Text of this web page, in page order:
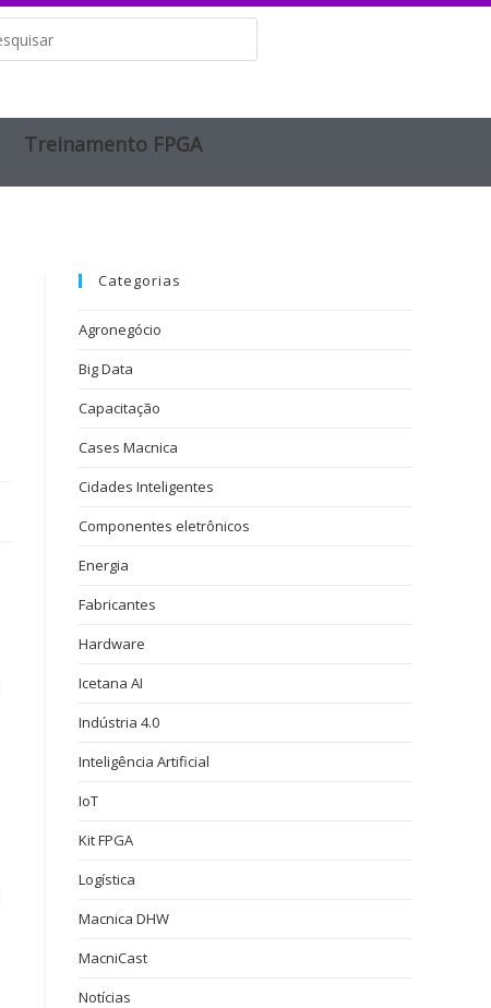
Treinamento FPGA​
Categorias
Agronegócio
Big Data
Capacitação
Cases Macnica
Cidades Inteligentes
Componentes eletrônicos
Energia
Fabricantes
Hardware
Icetana AI
Indústria 4.0
Inteligência Artificial
IoT
Kit FPGA
Logística
Macnica DHW
MacniCast
Notícias